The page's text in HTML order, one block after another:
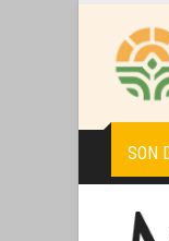
SON